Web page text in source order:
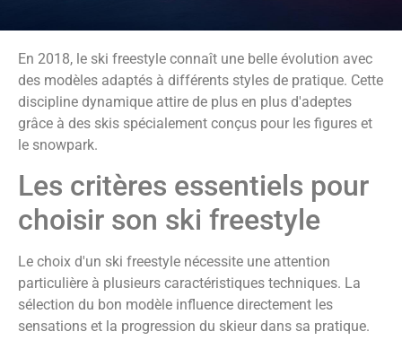
En 2018, le ski freestyle connaît une belle évolution avec
des modèles adaptés à différents styles de pratique. Cette
discipline dynamique attire de plus en plus d'adeptes
grâce à des skis spécialement conçus pour les figures et
le snowpark.
Les critères essentiels pour
choisir son ski freestyle
Le choix d'un ski freestyle nécessite une attention
particulière à plusieurs caractéristiques techniques. La
sélection du bon modèle influence directement les
sensations et la progression du skieur dans sa pratique.